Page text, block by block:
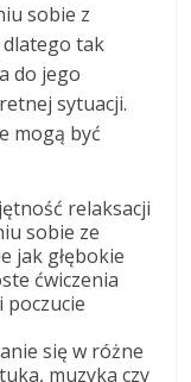
sobie z
dlatego tak
do jego
sytuacji.
mogą być
relaksacji
sobie ze
jak głębokie
ćwiczenia
poczucie
się w różne
muzyka czy